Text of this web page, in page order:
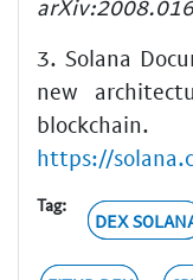
3. Solana
new
https://
Tag:
DEX